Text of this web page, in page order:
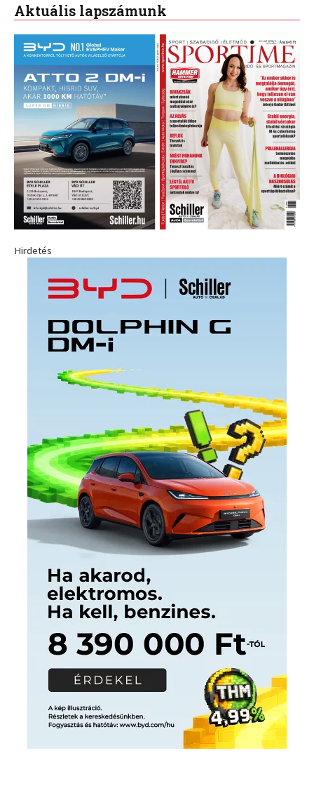
Aktuális lapszámunk
Hirdetés